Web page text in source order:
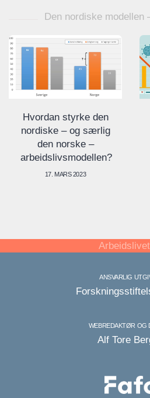
Den nordiske modellen
Hvordan styrke den
nordiske – og særlig
den norske –
arbeidslivsmodellen?
17. MARS 2023
ANSVARLIG
WEBREDAKTØR OG
Alf Tore